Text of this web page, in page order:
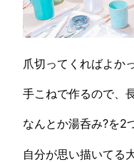
爪切ってくればよか
手こねで作るので、
なんとか湯呑み?を2
自分が思い描いてる